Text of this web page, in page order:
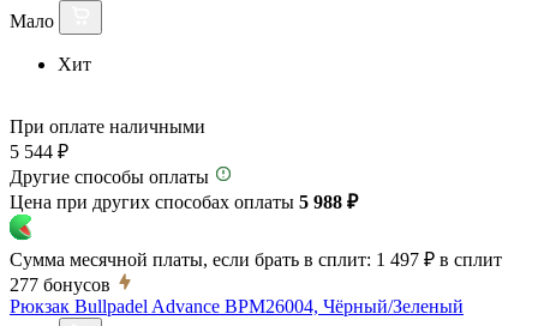
Мало
Хит
При оплате наличными
5 544 ₽
Другие способы оплаты
Цена при других способах оплаты 5 988 ₽
Сумма месячной платы, если брать в сплит: 1 497 ₽ в сплит
277 бонусов
Рюкзак Bullpadel Advance BPM26004, Чёрный/Зеленый